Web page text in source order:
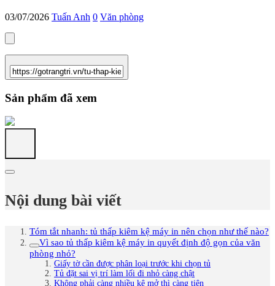
03/07/2026 Tuấn Anh 0 Văn phòng
Sản phẩm đã xem
Nội dung bài viết
Tóm tắt nhanh: tủ thấp kiêm kệ máy in nên chọn như thế nào?
Vì sao tủ thấp kiêm kệ máy in quyết định độ gọn của văn
phòng nhỏ?
Giấy tờ cần được phân loại trước khi chọn tủ
Tủ đặt sai vị trí làm lối đi nhỏ càng chật
Không phải càng nhiều kệ mở thì càng tiện